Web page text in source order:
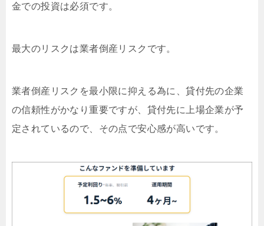
金での投資は必須です。
最大のリスクは業者倒産リスクです。
業者倒産リスクを最小限に抑える為に、貸付先の企業
の信頼性がかなり重要ですが、貸付先に上場企業が予
定されているので、その点で安心感が高いです。